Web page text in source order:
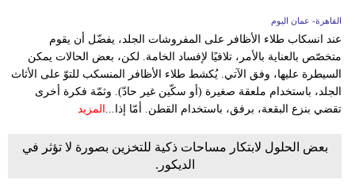
القاهرة- عمان اليوم
عند انسكاب طلاء الأظافر على المفروشات الجلد، يفضّل أن يقوم
متخصّص بالعناية بالأمر، تلافيًا لإفساد الخامة. لكن، بعض الحالات يمكن
السيطرة عليها، وفق الآتي. يُكشط طلاء الأظافر المنسكب للتوّ على الأثاث
الجلد، باستخدام ملعقة صغيرة (أو سكّين غير حادّ). وثمّة فكرة أخرى
تقضي بنزع البقعة، برفق، باستخدام القطن. أمّا إذا...
المزيد
بعض الحلول لابتكار مساحات ذكية للتخزين بصورة لا تؤثر في
الديكور.